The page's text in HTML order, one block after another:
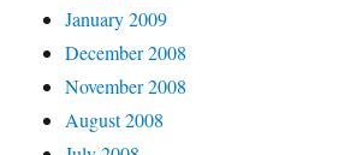
January 2009
December 2008
November 2008
August 2008